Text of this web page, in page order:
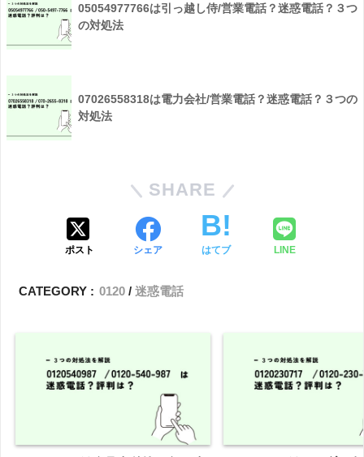
05054977766は引っ越し侍/営業電話？迷惑電話？３つ
の対処法
07026558318は電力会社/営業電話？迷惑電話？３つの
対処法
SHARE
ポスト シェア はてブ LINE
CATEGORY : 0120 迷惑電話